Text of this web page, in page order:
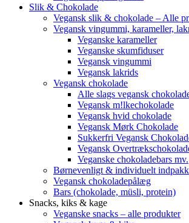
Slik & Chokolade
Vegansk slik & chokolade – Alle
Vegansk vingummi, karameller,
Veganske karameller
Veganske skumfiduser
Vegansk vingummi
Vegansk lakrids
Vegansk chokolade
Alle slags vegansk
Vegansk m!lkechokolade
Vegansk hvid chokolade
Vegansk Mørk Chokolade
Sukkerfri Vegansk
Vegansk
Veganske chokoladebars mv.
Børnevenligt & individuelt
Vegansk chokoladepålæg
Bars (chokolade, müsli, protein)
Snacks, kiks & kage
Veganske snacks – alle produkter